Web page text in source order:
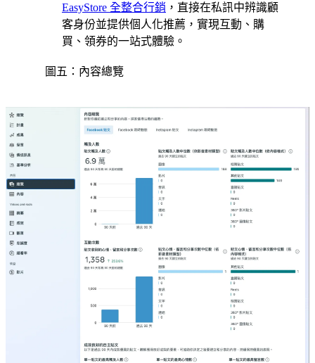
EasyStore 全整合行銷 ，直接在私訊中辨識顧
客身份並提供個人化推薦，實現互動、購
買、領券的一站式體驗。
圖五：內容總覽